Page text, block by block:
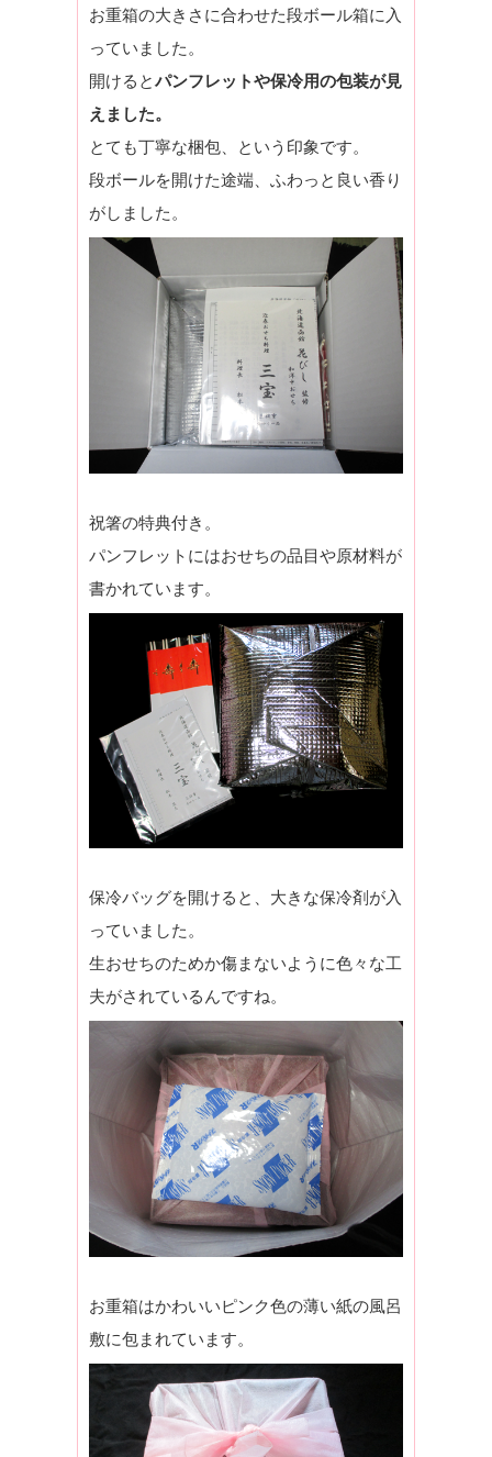
お重箱の大きさに合わせた段ボール箱に入
っていました。
開けるとパンフレットや保冷用の包装が見
えました。
とても丁寧な梱包、という印象です。
段ボールを開けた途端、ふわっと良い香り
がしました。
祝箸の特典付き。
パンフレットにはおせちの品目や原材料が
書かれています。
保冷バッグを開けると、大きな保冷剤が入
っていました。
生おせちのためか傷まないように色々な工
夫がされているんですね。
お重箱はかわいいピンク色の薄い紙の風呂
敷に包まれています。